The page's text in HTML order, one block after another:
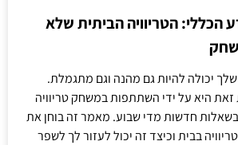
הכללי: הטריוויה הביתית שלא
יכולה להיות גם מהנה וגם מתגמלת.
היא על ידי השתתפות במשחק טריוויה
חדשות מדי שבוע. מאמר זה בוחן את
בבית וכיצד זה יכול לעזור לך לשפר